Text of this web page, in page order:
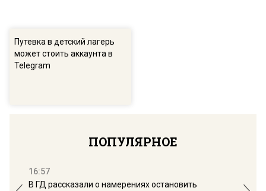
Путевка в детский лагерь
может стоить аккаунта в
Telegram
ПОПУЛЯРНОЕ
16:57
В ГД рассказали о намерениях остановить